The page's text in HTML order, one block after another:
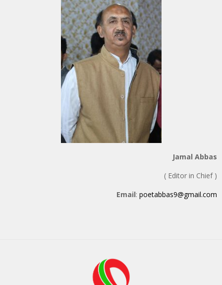
Jamal Abbas
( Editor in Chief )
Email: poetabbas9@gmail.com